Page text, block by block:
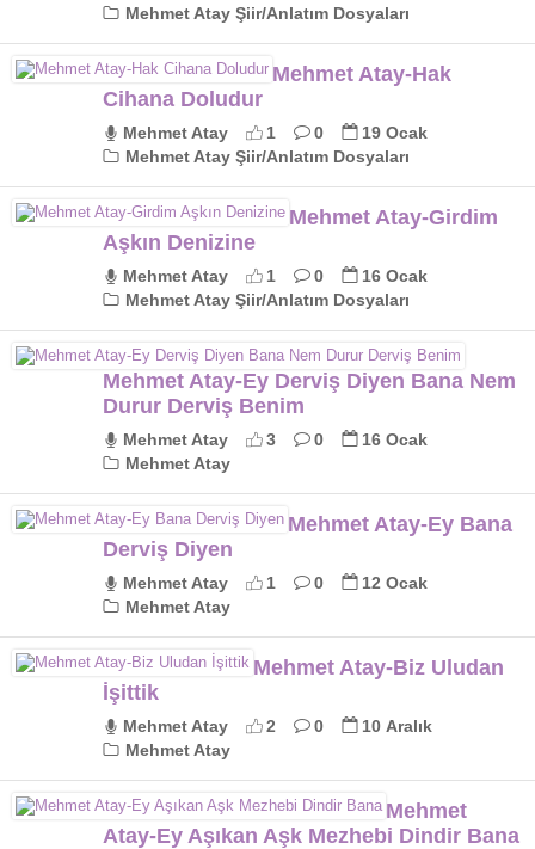
Mehmet Atay Şiir/Anlatım Dosyaları
Mehmet Atay-Hak
Cihana Doludur
Mehmet Atay 1 0
19 Ocak
Mehmet Atay Şiir/Anlatım Dosyaları
Mehmet Atay-Girdim
Aşkın Denizine
Mehmet Atay 1 0
16 Ocak
Mehmet Atay Şiir/Anlatım Dosyaları
Mehmet Atay-Ey Derviş Diyen Bana Nem
Durur Derviş Benim
Mehmet Atay 3 0
16 Ocak
Mehmet Atay
Mehmet Atay-Ey Bana
Derviş Diyen
Mehmet Atay 1 0
12 Ocak
Mehmet Atay
Mehmet Atay-Biz Uludan
İşittik
Mehmet Atay 2 0
10 Aralık
Mehmet Atay
Mehmet
Atay-Ey Aşıkan Aşk Mezhebi Dindir Bana